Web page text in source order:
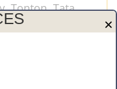
Tonton, Tata, … .
descollections
✕